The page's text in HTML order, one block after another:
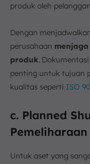
produk oleh
Dengan
perusahaan
produk.
penting untuk tujuan
kualitas seperti ISO
c. Planned
Pemeliharaan
Untuk aset yang